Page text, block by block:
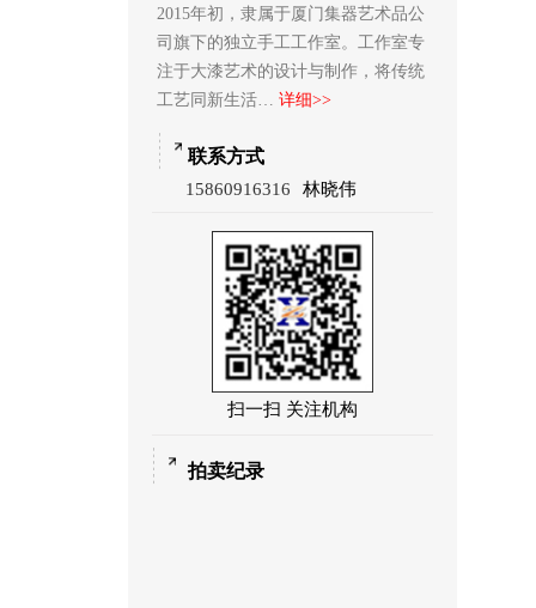
2015年初，隶属于厦门集器艺术品公
司旗下的独立手工工作室。工作室专
注于大漆艺术的设计与制作，将传统
工艺同新生活… 详细>>
联系方式
15860916316 林晓伟
扫一扫 关注机构
拍卖纪录